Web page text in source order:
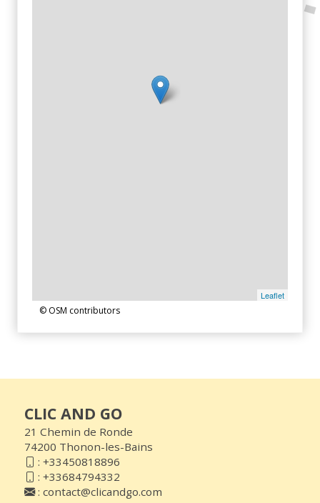
Leaflet
© OSM contributors
CLIC AND GO
21 Chemin de Ronde
74200 Thonon-les-Bains
: +33450818896
: +33684794332
: contact@clicandgo.com